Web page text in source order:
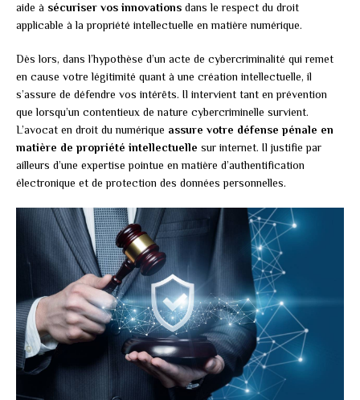
aide à sécuriser vos innovations dans le respect du droit
applicable à la propriété intellectuelle en matière numérique.
Dès lors, dans l’hypothèse d’un acte de cybercriminalité qui remet
en cause votre légitimité quant à une création intellectuelle, il
s’assure de défendre vos intérêts. Il intervient tant en prévention
que lorsqu’un contentieux de nature cybercriminelle survient.
L’avocat en droit du numérique assure votre défense pénale en
matière de propriété intellectuelle sur internet. Il justifie par
ailleurs d’une expertise pointue en matière d’authentification
électronique et de protection des données personnelles.